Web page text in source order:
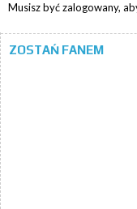
Musisz być zalogowany,
ZOSTAŃ FANEM